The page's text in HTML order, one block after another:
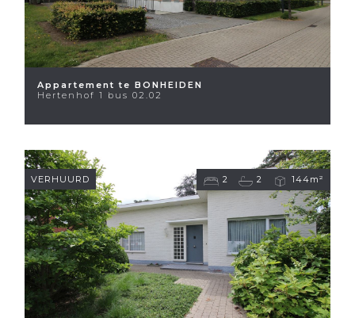
Appartement te BONHEIDEN
Hertenhof 1 bus 02.02
2 2 144m²
VERHUURD